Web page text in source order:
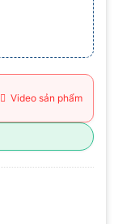
Video sản phẩm